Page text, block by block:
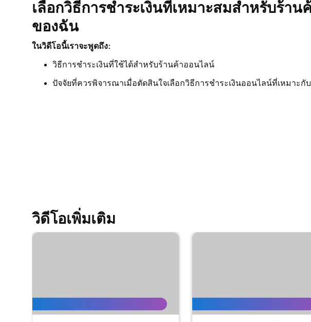
จัดรูปแบบสเปรดชีตผลิตภัณฑ์ของร้านค้าออนไลน์
บทเรียนที่ 9 (จาก 9)
ส่งออกและนำเข้าผลิตภัณฑ์โดยใช้สเปรดชีตผลิตภัณฑ์
เลือกวิธีการชำระเงินที่เหมาะสมสำหรับร้าน
ของฉัน
ในวิดีโอนี้เราจะพูดถึง:
วิธีการชำระเงินที่ใช้ได้สำหรับร้านค้าออนไลน์
ปัจจัยที่ควรพิจารณาเมื่อตัดสินใจเลือกวิธีการชำระเงินออนไลน์ที่เหมาะ
วิดีโอเพิ่มเติม